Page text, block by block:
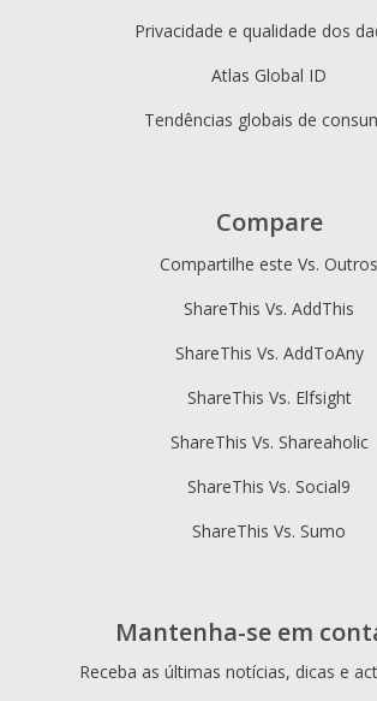
Privacidade e qualidade dos
Atlas Global ID
Tendências globais de
Compare
Compartilhe este Vs. Outros
ShareThis Vs. AddThis
ShareThis Vs. AddToAny
ShareThis Vs. Elfsight
ShareThis Vs. Shareaholic
ShareThis Vs. Social9
ShareThis Vs. Sumo
Mantenha-se em
Receba as últimas notícias, dicas e